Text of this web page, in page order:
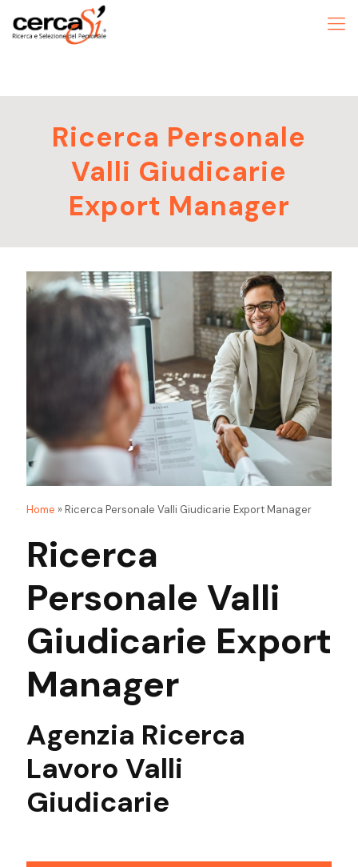
Ricerca Personale
Valli Giudicarie
Export Manager
Home »Ricerca Personale Valli Giudicarie Export Manager
Ricerca
Personale Valli
Giudicarie Export
Manager
Agenzia Ricerca
Lavoro Valli
Giudicarie